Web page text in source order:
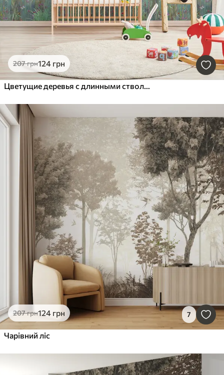
207грн124 грн
Цветущие деревья с длинными стволами, олени между деревьями
207грн124 грн 7
Чарівний ліс